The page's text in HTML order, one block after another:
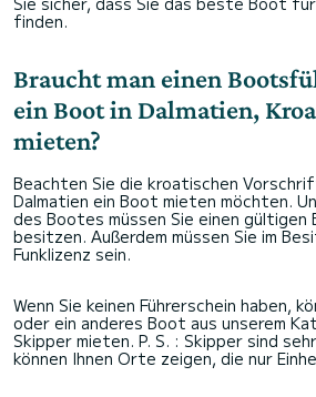
finden.
Braucht man einen
ein Boot in Dalmatien,
mieten?
Beachten Sie die kroatischen
Dalmatien ein Boot mieten möchten.
des Bootes müssen Sie einen
besitzen. Außerdem müssen Sie im
Funklizenz sein.
Wenn Sie keinen Führerschein haben,
oder ein anderes Boot aus unserem
Skipper mieten. P. S. : Skipper sind
können Ihnen Orte zeigen, die nur